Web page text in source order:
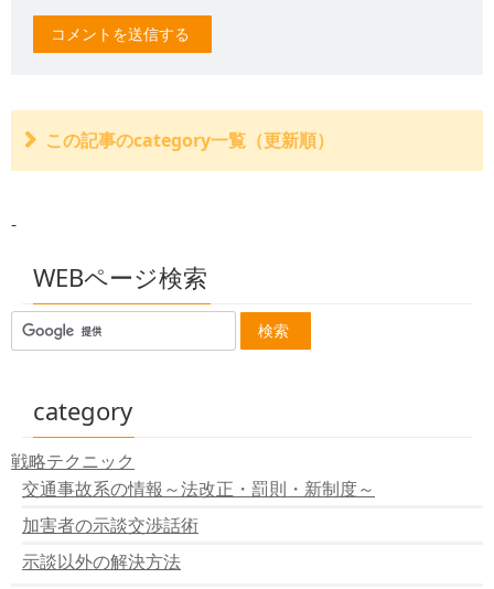
この記事のcategory一覧（更新順）
交通事故で傷害事件 消防員
凍結道路で７台の交通事故
季節外れの３月の雪
パトカー交通事故 ２人死亡
駐車場で１１人はねられ軽傷
韓国俳優 交通事故で死亡
トラック横転 二人死亡
対向車にぶつかり一人死亡
ハンドル操作誤り １人死亡
親の目の前で子供跳ねられる
高校生無免許 ひき逃げし一人死亡
止まっている車に激突
-
WEBページ検索
category
戦略テクニック
交通事故系の情報～法改正・罰則・新制度～
加害者の示談交渉話術
示談以外の解決方法